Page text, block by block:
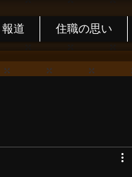
道 住職の思い